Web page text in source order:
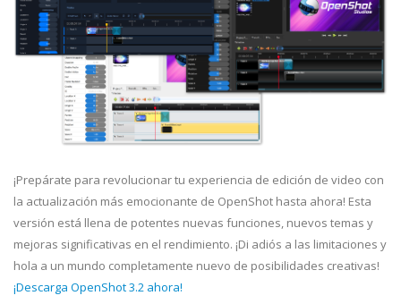
¡Prepárate para revolucionar tu experiencia de edición de video con
la actualización más emocionante de OpenShot hasta ahora! Esta
versión está llena de potentes nuevas funciones, nuevos temas y
mejoras significativas en el rendimiento. ¡Di adiós a las limitaciones y
hola a un mundo completamente nuevo de posibilidades creativas!
¡Descarga OpenShot 3.2 ahora!